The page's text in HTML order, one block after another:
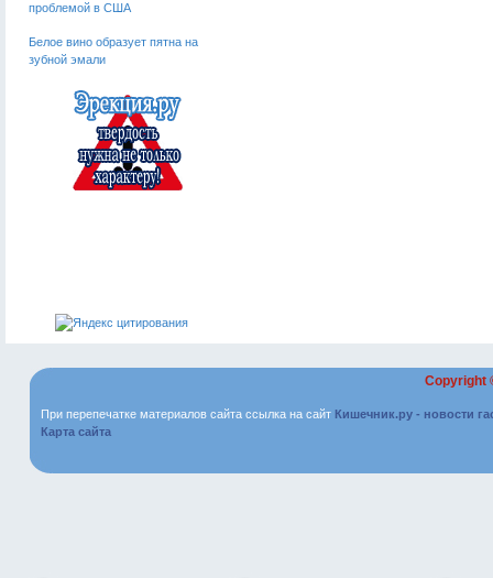
проблемой в США
Белое вино образует пятна на
зубной эмали
Copyright
При перепечатке материалов сайта ссылка на сайт Кишечник.ру - новости
Карта сайта